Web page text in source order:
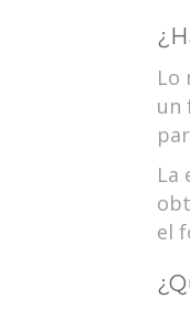
Lo
un
La
el